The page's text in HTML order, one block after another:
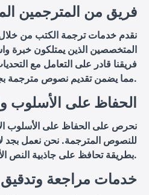
1. فريق من المترجمين
نقدم خدمات ترجمة الكتب من
المتخصصين الذين يمتلكون خبرة
فريقنا قادر على التعامل مع
مما يضمن تقديم نصوص مترجمة بجودة عالية.
2. الحفاظ على الأسلوب
نحرص على الحفاظ على الأسلوب
للنصوص المترجمة. نحن نعمل بجد
بطريقة تحافظ على جاذبية النص الأصلي وتلبي توقعات القراء.
3. خدمات مراجعة وتدقيق